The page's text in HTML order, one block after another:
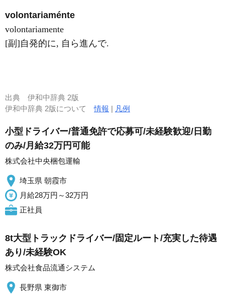
volontariaménte
volontariamente
[副]自発的に, 自ら進んで.
出典 伊和中辞典 2版
伊和中辞典 2版について情報 | 凡例
小型ドライバー/普通免許で応募可/未経験歓迎/日勤
のみ/月給32万円可能
株式会社中央梱包運輸
埼玉県 朝霞市
月給28万円～32万円
正社員
8t大型トラックドライバー/固定ルート/充実した待遇
あり/未経験OK
株式会社食品流通システム
長野県 東御市